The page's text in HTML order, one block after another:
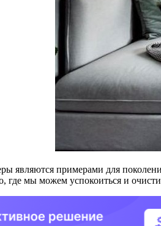
являются примерами для
где мы можем успокоиться и